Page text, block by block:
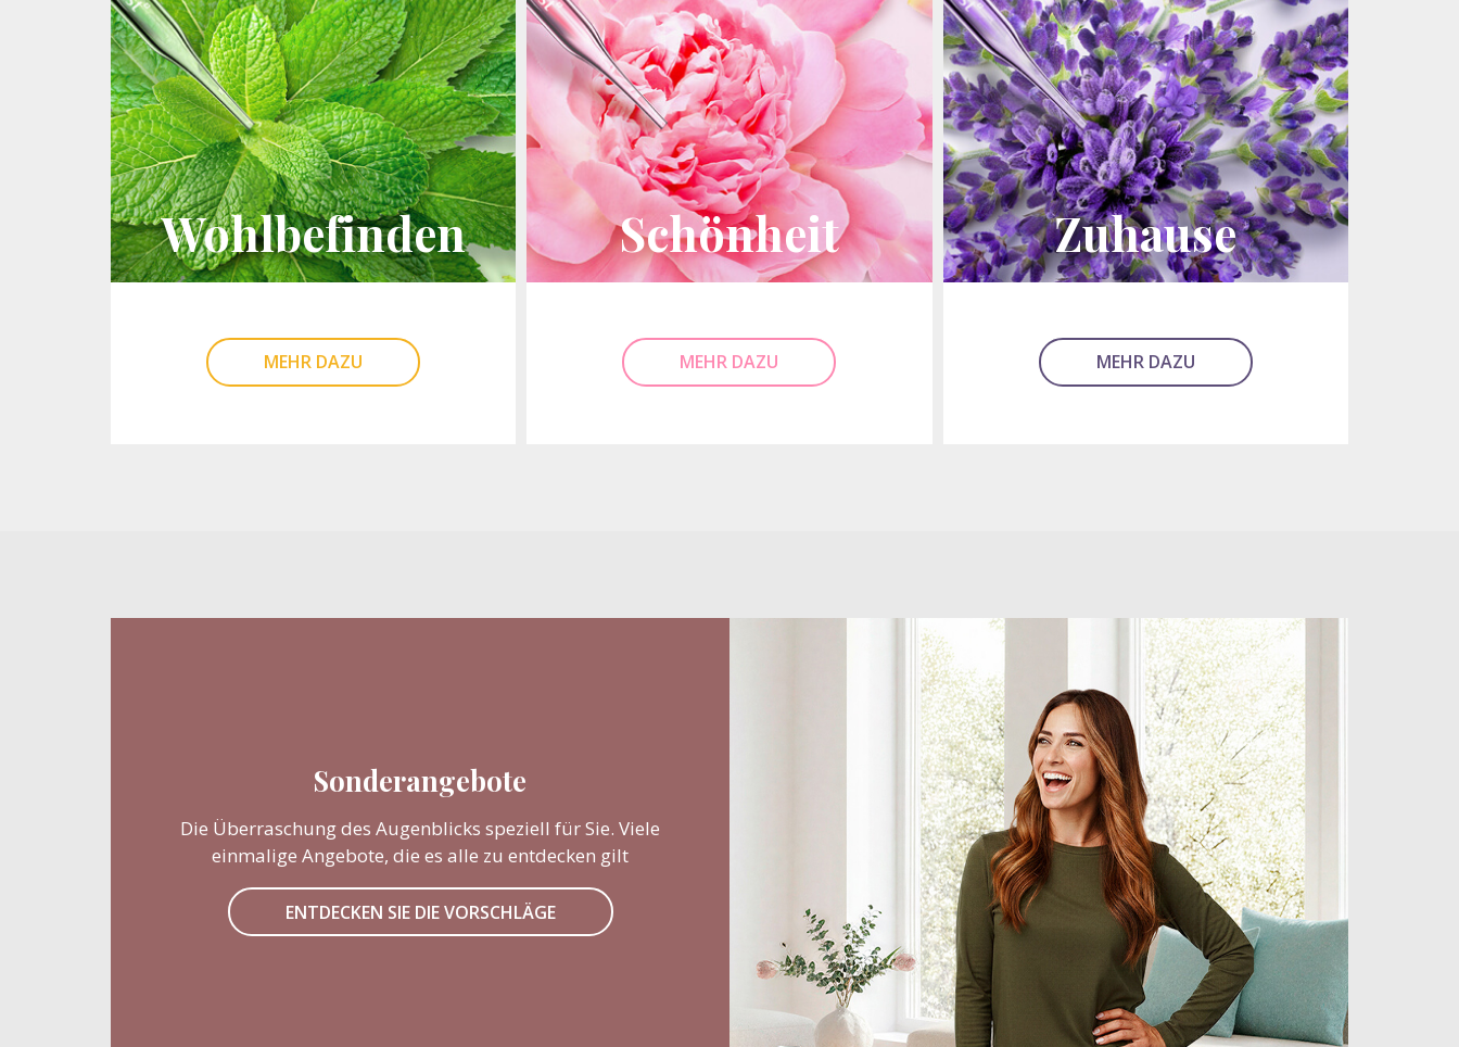
Wohlbefinden
MEHR DAZU
Schönheit
MEHR DAZU
Zuhause
MEHR DAZU
Sonderangebote
Die Überraschung des Augenblicks speziell für Sie. Viele
einmalige Angebote, die es alle zu entdecken gilt
ENTDECKEN SIE DIE VORSCHLÄGE